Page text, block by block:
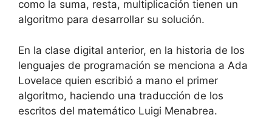
como la suma, resta, multiplicación tienen un
algoritmo para desarrollar su solución.
En la clase digital anterior, en la historia de los
lenguajes de programación se menciona a Ada
Lovelace quien escribió a mano el primer
algoritmo, haciendo una traducción de los
escritos del matemático Luigi Menabrea.